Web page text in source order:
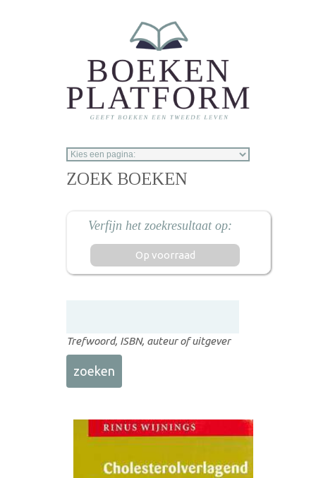
ZOEK BOEKEN
Op voorraad
Trefwoord, ISBN, auteur of uitgever